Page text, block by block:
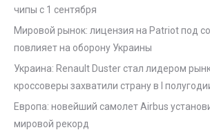
чипы с 1 сентября
Мировой рынок: лицензия на Patriot под
повлияет на оборону Украины
Украина: Renault Duster стал лидером
кроссоверы захватили страну в I
Европа: новейший самолет Airbus
мировой рекорд